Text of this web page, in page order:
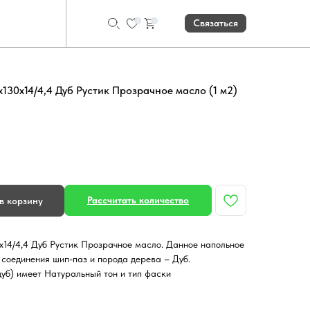
Связаться
4,4 Дуб Рустик Прозрачное масло (1 м2)
корзину Рассчитать количество
4,4 Дуб Рустик Прозрачное масло. Данное напольное
шип-паз и порода дерева – Дуб.
имеет Натуральный тон и тип фаски